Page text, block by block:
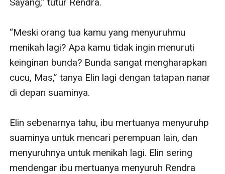
“Meski orang tua kamu yang menyuruhmu
menikah lagi? Apa kamu tidak ingin menuruti
keinginan bunda? Bunda sangat mengharapkan
cucu, Mas,” tanya Elin lagi dengan tatapan nanar
di depan suaminya.
Elin sebenarnya tahu, ibu mertuanya menyuruhp
suaminya untuk mencari perempuan lain, dan
menyuruhnya untuk menikah lagi. Elin sering
mendengar ibu mertuanya menyuruh Rendra